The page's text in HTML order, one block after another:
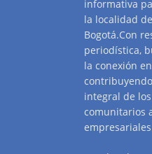
informativa
la localidad
Bogotá.Con
periodística,
la conexión
integral de
comunitarios